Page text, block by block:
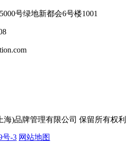
号绿地新都会6号楼1001
海)品牌管理有限公司 保留所有权利
号-3 网站地图